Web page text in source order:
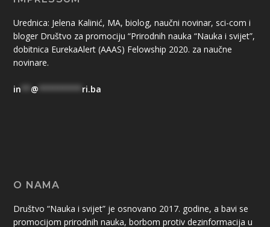
Urednica: Jelena Kalinić, MA, biolog, naučni novinar, sci-com i
bloger Društvo za promociju “Prirodnih nauka “Nauka i svijet”,
dobitnica EurekaAlert (AAAS) Felowship 2020. za naučne
novinare.
in ** @ ********* ri.ba
O NAMA
Društvo “Nauka i svijet” je osnovano 2017. godine, a bavi se
promocijom prirodnih nauka, borbom protiv dezinformacija u